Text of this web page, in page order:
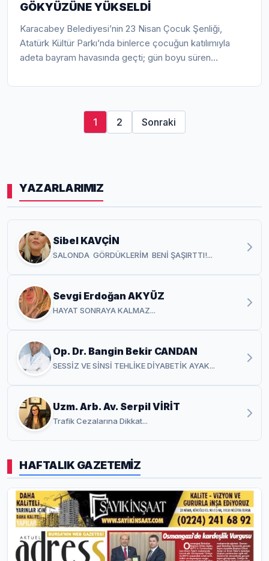
GÖKYÜZÜNE YÜKSELDİ
Karacabey Belediyesi’nin 23 Nisan Çocuk Şenliği,
Atatürk Kültür Parkı’nda binlerce çocuğun katılımıyla
adeta bayram havasında geçti; gün boyu süren
keyifli anlar yaşadı. Şenliğe katılarak çocukların
Karabatı, “Çocukların mutluluğu bizim en kıymetli
karşılığımız” sözleriyle etkinliğin önemine dikkat çekti.
1 2 Sonraki
YAZARLARIMIZ
Sibel KAVÇİN
SALONDA GÖRDÜKLERİM BENİ ŞAŞIRTTI!...
Sevgi Erdoğan AKYÜZ
HAYAT SONRAYA KALMAZ...
Op. Dr. Bangin Bekir CANDAN
SESSİZ VE SİNSİ TEHLİKE DİYABETİK AYAK...
Uzm. Arb. Av. Serpil VİRİT
Trafik Cezalarına Dikkat...
HAFTALIK GAZETEMİZ